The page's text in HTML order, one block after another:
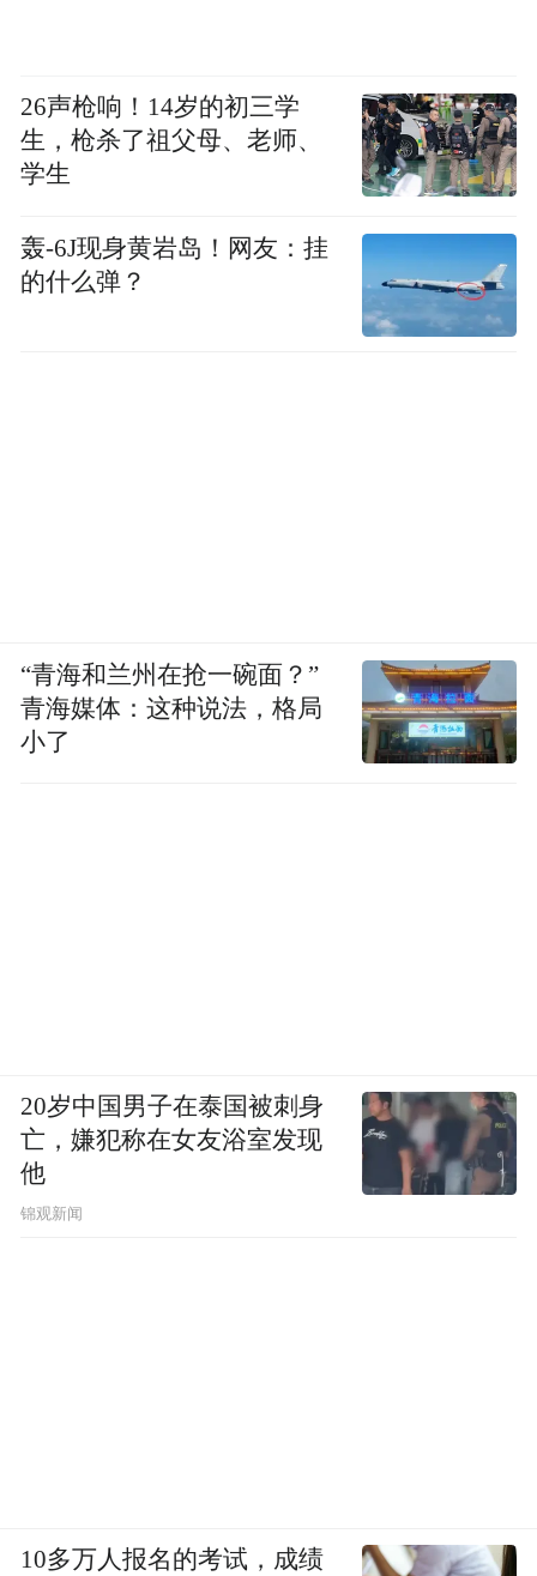
26声枪响！14岁的初三学
生，枪杀了祖父母、老师、
学生
轰-6J现身黄岩岛！网友：挂
的什么弹？
“青海和兰州在抢一碗面？”
青海媒体：这种说法，格局
小了
20岁中国男子在泰国被刺身
亡，嫌犯称在女友浴室发现
他
锦观新闻
10多万人报名的考试，成绩